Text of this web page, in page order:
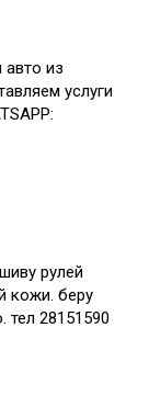
из
услуги
рулей
кожи. беру
тел 28151590